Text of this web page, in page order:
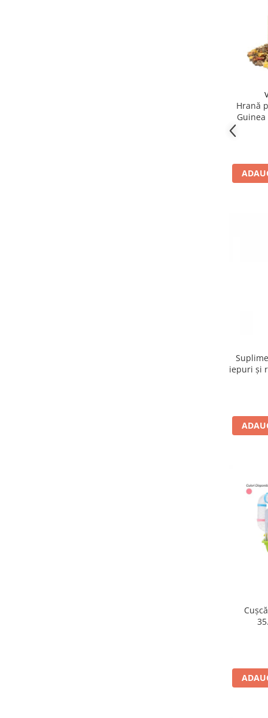
Hrană
iepuri și